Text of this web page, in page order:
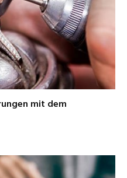
mit dem